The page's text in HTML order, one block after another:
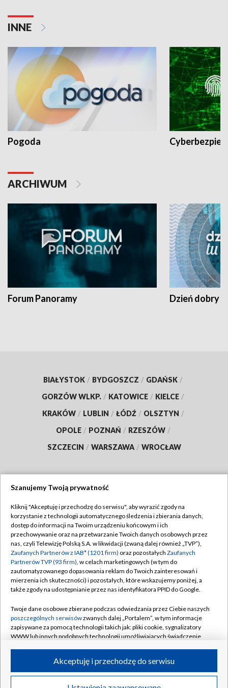
INNE
Pogoda
ARCHIWUM
Forum Panoramy Dzień dobry
BIAŁYSTOK / BYDGOSZCZ / GDAŃSK /
GORZÓW WLKP. / KATOWICE / KIELCE /
KRAKÓW / LUBLIN / ŁÓDŹ / OLSZTYN /
OPOLE / POZNAŃ / RZESZÓW /
SZCZECIN / WARSZAWA / WROCŁAW
TVP
Abonament TVP
Emisja w TVP
Centrum informacji TVP
Naziemna Telewizja Cyfrowa
Rada Programowa
System NOS
Informacje o nadawcy
Program dla prasy
Regulamin TVP
Polityka prywatności
Moje zgody
Pomoc
Kontakt
Kanały
©2026 Telewizja Polska S.A. w likwidacji
Szanujemy Twoją prywatność
Kliknij "Akceptuję i przechodzę do serwisu", aby wyrazić zgody na
korzystanie z technologii automatycznego śledzenia i zbierania danych,
dostęp do informacji na Twoim urządzeniu końcowym i ich
przechowywanie oraz na przetwarzanie Twoich danych osobowych przez
nas, czyli Telewizję Polską S.A. w likwidacji (zwaną dalej również „TVP”),
Zaufanych Partnerów z IAB* (1201 firm) oraz pozostałych Zaufanych
Partnerów TVP (93 firm), w celach marketingowych (w tym do
zautomatyzowanego dopasowania reklam do Twoich zainteresowań i
mierzenia ich skuteczności) i pozostałych, które wskazujemy poniżej, a
także zgody na udostępnianie przez nas identyfikatora PPID do Google.
Twoje dane osobowe zbierane podczas odwiedzania przez Ciebie naszych
poszczególnych serwisówzwanych dalej „Portalem”, w tym informacje
zapisywane za pomocą technologii takich jak: pliki cookie, sygnalizatory
WWW lub innych podobnych technologii umożliwiających świadczenie
ruchu w Internecie.
Twoje dane osobowe zbierane podczas odwiedzania przez Ciebie
Akceptuję i przechodzę do serwisu